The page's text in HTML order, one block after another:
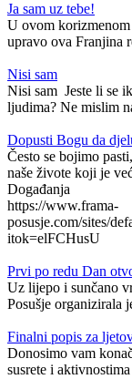
Ja sam uz tebe!
U ovom korizmenom
upravo ova Franjina
Nisi sam
Nisi sam Jeste li se
ljudima? Ne mislim
Dopusti Bogu da
Često se bojimo
naše živote koji je
Događanja
https://www.frama-
posusje.com/sites/
itok=elFCHusU
Prvi po redu Dan
Uz lijepo i sunčano
Posušje organizirala
Finalni popis za
Donosimo vam
susrete i